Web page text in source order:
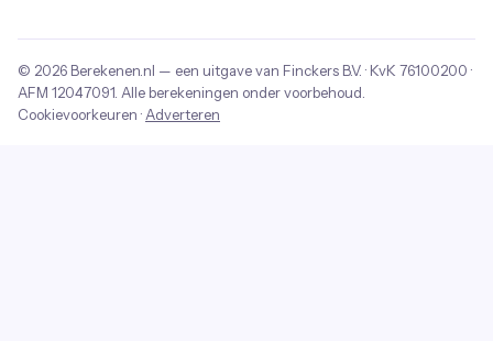
© 2026 Berekenen.nl — een uitgave van Finckers B.V. · KvK 76100200 ·
AFM 12047091 . Alle berekeningen onder voorbehoud.
Cookievoorkeuren · Adverteren